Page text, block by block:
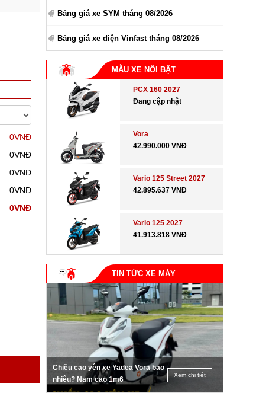
0VNĐ
0VNĐ
0VNĐ
0VNĐ
0VNĐ
Bảng giá xe SYM tháng 08/2026
Bảng giá xe điện Vinfast tháng 08/2026
MẪU XE NỔI BẬT
PCX 160 2027
Đang cập nhật
Vora
42.990.000 VNĐ
Vario 125 Street 2027
42.895.637 VNĐ
Vario 125 2027
41.913.818 VNĐ
TIN TỨC XE MÁY
Chiều cao yên xe Yadea Vora bao
nhiêu? Nam cao 1m6
Xem chi tiết